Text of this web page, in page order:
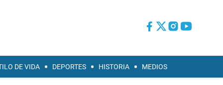
DE VIDA DEPORTES HISTORIA MEDIOS